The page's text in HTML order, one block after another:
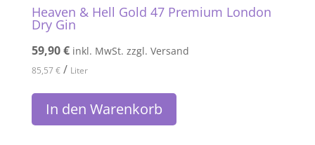
Heaven & Hell Gold 47 Premium London
Dry Gin
59,90€ inkl. MwSt. zzgl. Versand
85,57€/ Liter
In den Warenkorb